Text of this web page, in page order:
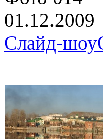
01.12.2009
Слайд-шоу